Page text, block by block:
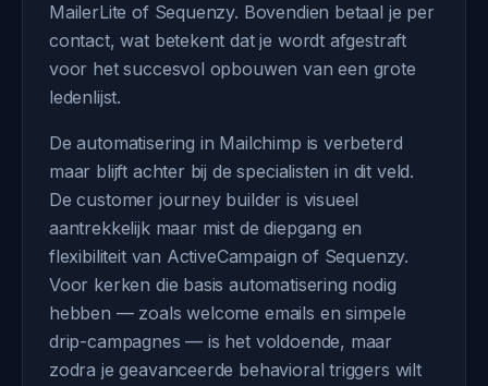
MailerLite of Sequenzy. Bovendien betaal je per
contact, wat betekent dat je wordt afgestraft
voor het succesvol opbouwen van een grote
ledenlijst.
De automatisering in Mailchimp is verbeterd
maar blijft achter bij de specialisten in dit veld.
De customer journey builder is visueel
aantrekkelijk maar mist de diepgang en
flexibiliteit van ActiveCampaign of Sequenzy.
Voor kerken die basis automatisering nodig
hebben — zoals welcome emails en simpele
drip-campagnes — is het voldoende, maar
zodra je geavanceerde behavioral triggers wilt